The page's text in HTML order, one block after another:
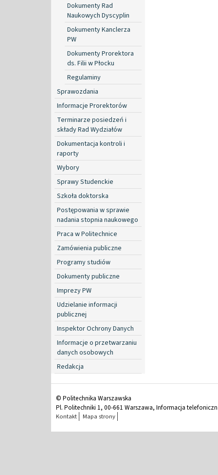
Dokumenty Rad
Naukowych Dyscyplin
Dokumenty Kanclerza
PW
Dokumenty Prorektora
ds. Filii w Płocku
Regulaminy
Sprawozdania
Informacje Prorektorów
Terminarze posiedzeń i
składy Rad Wydziałów
Dokumentacja kontroli i
raporty
Wybory
Sprawy Studenckie
Szkoła doktorska
Postępowania w sprawie
nadania stopnia naukowego
Praca w Politechnice
Zamówienia publiczne
Programy studiów
Dokumenty publiczne
Imprezy PW
Udzielanie informacji
publicznej
Inspektor Ochrony Danych
Informacje o przetwarzaniu
danych osobowych
Redakcja
© Politechnika Warszawska
Pl. Politechniki 1, 00-661 Warszawa, Informacja
Kontakt Mapa strony